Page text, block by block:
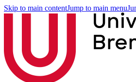
Skip to main contentJump to main menu